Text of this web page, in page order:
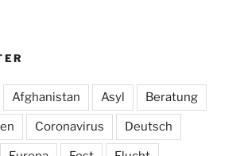
Afghanistan Asyl Beratung
Coronavirus Deutsch